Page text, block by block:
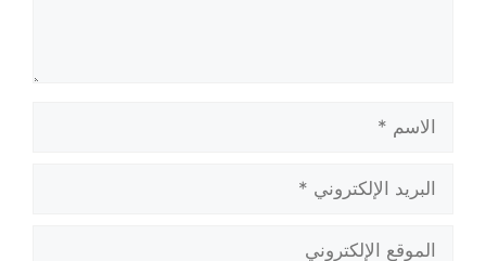
الاسم
البريد
الإلكتروني
الموقع